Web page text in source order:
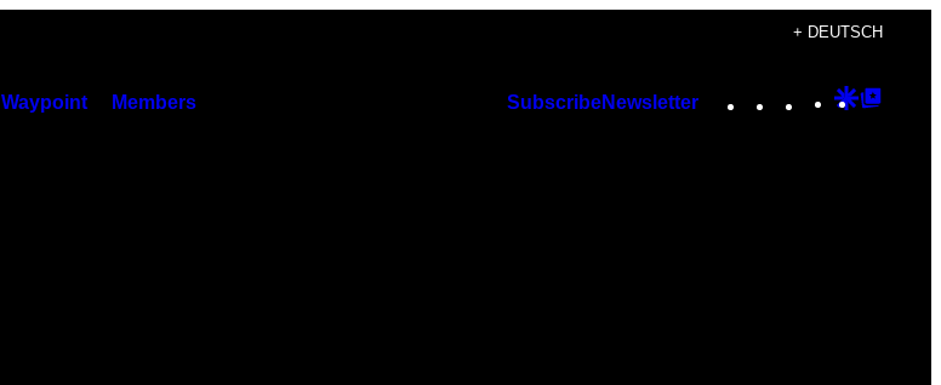
+ DEUTSCH
Waypoint Members SubscribeNewsletter Instagram
TikTok
YouTube
Google